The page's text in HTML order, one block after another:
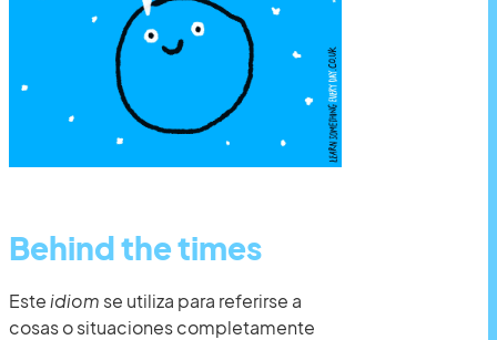
Behind the times
Esteidiom se utiliza para referirse a
cosas o situaciones completamente